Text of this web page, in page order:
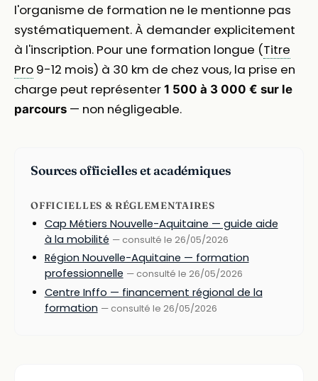
l'organisme de formation ne le mentionne pas
systématiquement. À demander explicitement
à l'inscription. Pour une formation longue (Titre
Pro 9-12 mois) à 30 km de chez vous, la prise en
charge peut représenter 1 500 à 3 000 € sur le
parcours — non négligeable.
Sources officielles et académiques
OFFICIELLES & RÉGLEMENTAIRES
Cap Métiers Nouvelle-Aquitaine — guide aide
à la mobilité — consulté le 26/05/2026
Région Nouvelle-Aquitaine — formation
professionnelle — consulté le 26/05/2026
Centre Inffo — financement régional de la
formation — consulté le 26/05/2026